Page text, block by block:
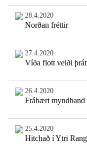
28.4.2020
Norðan fréttir
27.4.2020
Víða flott veiði
26.4.2020
Frábært
25.4.2020
Hitchað í Ytri